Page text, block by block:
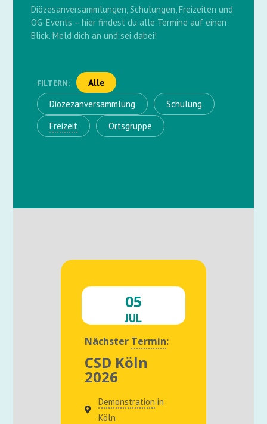
Diözesanversammlungen, Schulungen, Freizeiten und
OG-Events – hier findest du alle Termine auf einen
Blick. Meld dich an und sei dabei!
FILTERN:
Alle
Diözezanversammlung
Schulung
Freizeit
Ortsgruppe
05
JUL
Nächster Termin:
CSD Köln
2026
Demonstration in
Köln